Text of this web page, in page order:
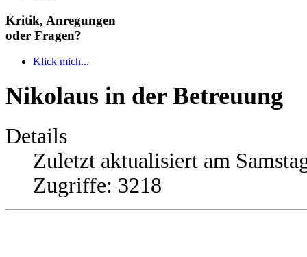
Kritik, Anregungen
oder Fragen?
Klick mich...
Nikolaus in der Betreuung
Details
Zuletzt aktualisiert am
Zugriffe: 3218